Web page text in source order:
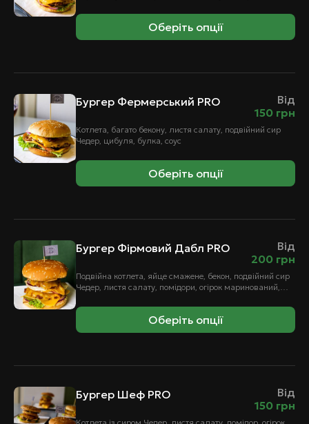
Оберіть опції
Бургер Фермерський PRO
Від
150 грн
Котлета, багато бекону, листя салату, подвійний сир
Чедер, цибуля, булка, соус
Оберіть опції
Бургер Фірмовий Дабл PRO
Від
200 грн
Подвійна котлета, яйце смажене, бекон, подвійний сир
Чедер, листя салату, помідори, огірок маринований,
Оберіть опції
Бургер Шеф PRO
Від
150 грн